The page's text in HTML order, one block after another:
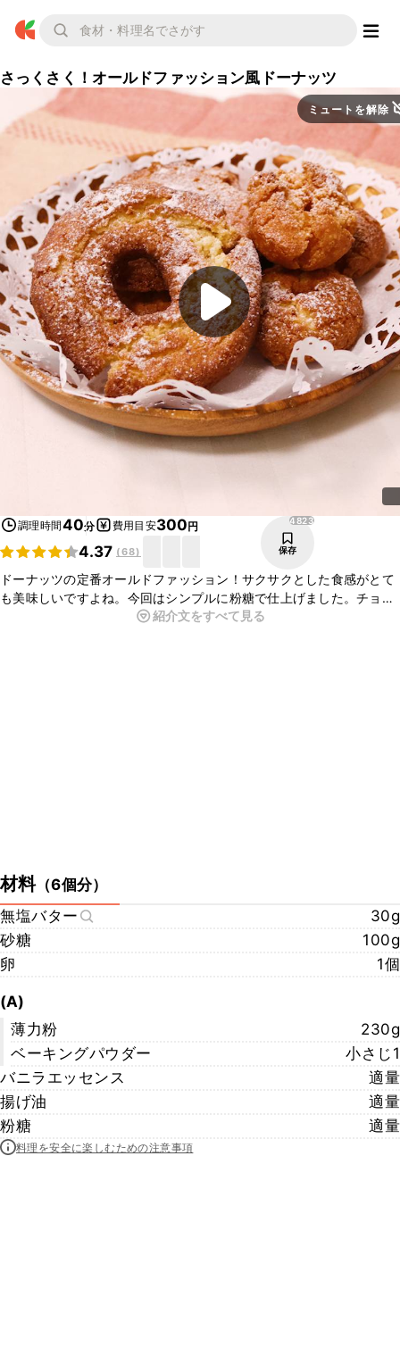
さっくさく！オールドファッション風ドーナッツ
ミュートを解除
調理時間40分 費用目安300円
4.37 (68)
4823
保存
ドーナッツの定番オールドファッション！サクサクとした食感がとて
も美味しいですよね。今回はシンプルに粉糖で仕上げました。チョコ
レートやグラニュー糖、アイシングなどデコレーションも楽しいで
紹介文をすべて見る
材料（6個分）
無塩バター
30g
砂糖
100g
卵
1個
(A)
薄力粉
230g
ベーキングパウダー
小さじ1
バニラエッセンス
適量
揚げ油
適量
粉糖
適量
料理を安全に楽しむための注意事項